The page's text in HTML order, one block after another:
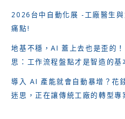
2026台中自動化展 -工廠醫生
痛點!
地基不穩，AI 蓋上去也是歪的
思：工作流程盤點才是智造的基
導入 AI 產能就會自動暴增？花
迷思，正在讓傳統工廠的轉型專